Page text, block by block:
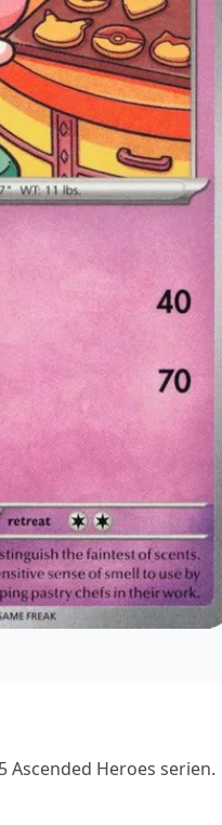
Ascended Heroes serien.